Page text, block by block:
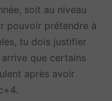
soit au niveau
pouvoir prétendre à
tu dois justifier
que certains
après avoir